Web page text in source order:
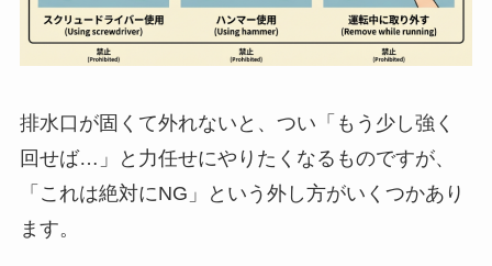
排水口が固くて外れないと、つい「もう少し強く
回せば…」と力任せにやりたくなるものですが、
「これは絶対にNG」という外し方がいくつかあり
ます。